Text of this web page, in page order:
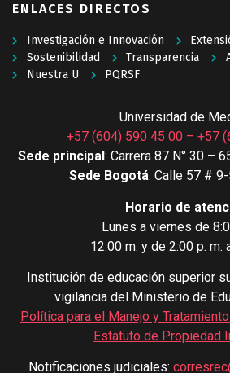
ENLACES DIRECTOS
Investigación e Innovación
Sostenibilidad
Transparencia
Nuestra U
PQRSF
Universidad de
+57 (604) 590 45 00– +57
Sede principal : Carrera 87 N° 30 –
Sede Bogotá: Calle 57 # 9-
Horario de
Lunes a viernes de
12:00 m. y de 2:00 p. m.
Institución de educación superior
vigilancia del Ministerio de
Política para el Manejo y
Estatuto de Propiedad
Notificaciones judiciales: